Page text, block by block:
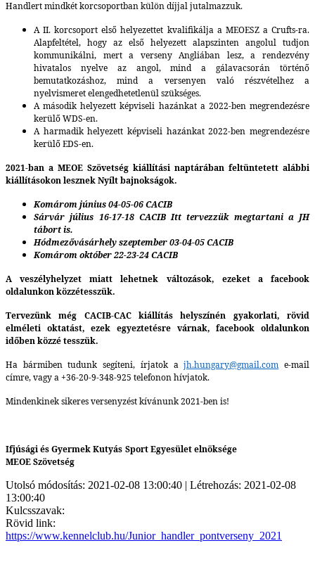
Handlert mindkét korcsoportban külön díjjal jutalmazzuk.
A II. korcsoport első helyezettet kvalifikálja a MEOESZ a Crufts-ra.
Alapfeltétel, hogy az első helyezett alapszinten angolul tudjon
kommunikálni, mert a verseny Angliában lesz, a rendezvény
hivatalos nyelve az angol, mind a gálavacsorán történő
bemutatkozáshoz, mind a versenyen való részvételhez a
nyelvismeret elengedhetetlenül szükséges.
A második helyezett képviseli hazánkat a 2022-ben megrendezésre
kerülő WDS-en.
A harmadik helyezett képviseli hazánkat 2022-ben megrendezésre
kerülő EDS-en.
2021-ban a MEOE Szövetség kiállítási naptárában feltüntetett alábbi
kiállításokon lesznek Nyílt bajnokságok.
Komárom június 04-05-06 CACIB
Sárvár július 16-17-18 CACIB Itt tervezzük megtartani a JH
tábort is.
Hódmezővásárhely szeptember 03-04-05 CACIB
Komárom október 22-23-24 CACIB
A veszélyhelyzet miatt lehetnek változások, ezeket a facebook
oldalunkon közzétesszük.
Tervezünk még CACIB-CAC kiállítás helyszínén gyakorlati, rövid
elméleti oktatást, ezek egyeztetésre várnak, facebook oldalunkon
időben közzé tesszük.
Ha bármiben tudunk segíteni, írjatok ajh.hungary@gmail.com e-mail
címre, vagy a +36-20-9-348-925 telefonon hívjatok.
Mindenkinek sikeres versenyzést kívánunk 2021-ben is!
Ifjúsági és Gyermek Kutyás Sport Egyesület elnöksége
MEOE Szövetség
Utolsó módosítás: 2021-02-08 13:00:40 | Létrehozás: 2021-02-08
13:00:40
Kulcsszavak:
Rövid link:
https://www.kennelclub.hu/Junior_handler_pontverseny_2021